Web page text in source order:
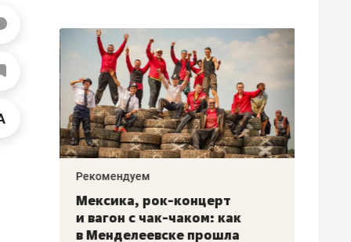
Рекомендуем
Мексика, рок-концерт
и вагон с чак-чаком: как
в Менделеевске прошла